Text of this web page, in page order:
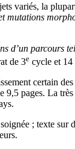
variés, la
mutations
d’un parcours
de 3e cycle et 14
certain
pages. La
; texte